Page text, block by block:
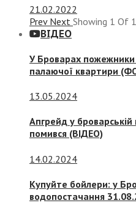
21.02.2022
Prev Next Showing 1 Of
ВІДЕО
У Броварах пожежники
палаючої квартири
13.05.2024
Апгрейд у броварській
помився (ВІДЕО)
14.02.2024
Купуйте бойлери: у
водопостачання